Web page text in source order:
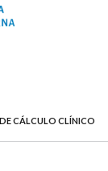
CÁLCULO CLÍNICO